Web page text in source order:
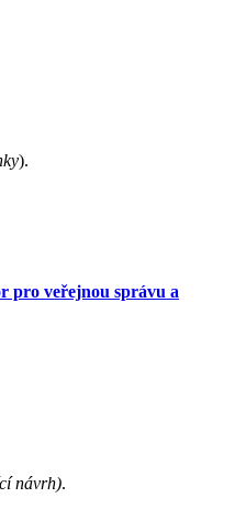
).
pro veřejnou správu a
návrh).